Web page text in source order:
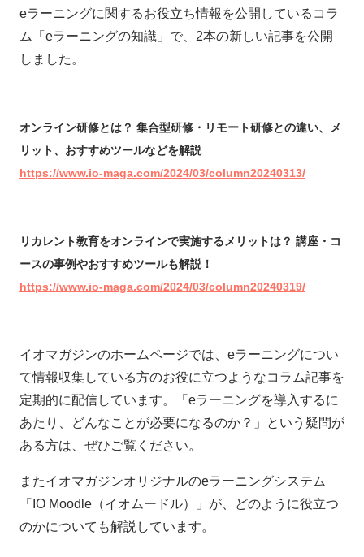
eラーニングに関するお役立ち情報を公開しているコラ
ム「eラーニングの知識」で、2本の新しい記事を公開
しました。
オンライン研修とは？ 集合型研修・リモート研修との違い、メ
リット、おすすめツールなどを解説
https://www.io-maga.com/2024/03/column20240313/
リカレント教育をオンラインで実施するメリットは？ 講座・コ
ースの事例やおすすめツールも解説！
https://www.io-maga.com/2024/03/column20240319/
イオマガジンのホームページでは、eラーニングについ
て情報収集している方のお役に立つようなコラム記事を
定期的に配信しています。「eラーニングを導入するに
あたり、どんなことが必要になるのか？」という疑問が
ある方は、ぜひご覧ください。
またイオマガジンオリジナルのeラーニングシステム
「IO Moodle（イオムードル）」が、どのように役立つ
のかについても解説しています。